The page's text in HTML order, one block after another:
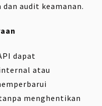
audit keamanan.
dapat
atau
menghentikan